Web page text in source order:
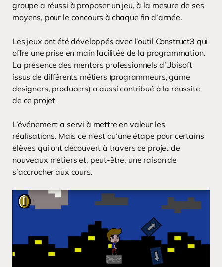
groupe a réussi à proposer un jeu, à la mesure de ses
moyens, pour le concours à chaque fin d’année.
Les jeux ont été développés avec l’outil Construct3 qui
offre une prise en main facilitée de la programmation.
La présence des mentors professionnels d’Ubisoft
issus de différents métiers (programmeurs, game
designers, producers) a aussi contribué à la réussite
de ce projet.
L’événement a servi à mettre en valeur les
réalisations. Mais ce n’est qu’une étape pour certains
élèves qui ont découvert à travers ce projet de
nouveaux métiers et, peut-être, une raison de
s’accrocher aux cours.